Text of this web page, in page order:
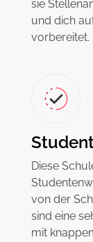
sie
und dich
vorbereitet.
Diese
von der
sind eine
mit